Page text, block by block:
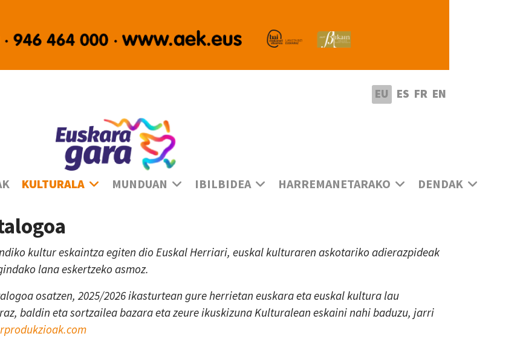
EU ES FR EN
KULTURALA MUNDUAN IBILBIDEA HARREMANETARAKO
DENDAK
kultur eskaintza egiten dio Euskal Herriari, euskal kulturaren askotariko adierazpideak
lana eskertzeko asmoz.
osatzen, 2025/2026 ikasturtean gure herrietan euskara eta euskal kultura lau
baldin eta sortzailea bazara eta zeure ikuskizuna Kulturalean eskaini nahi baduzu, jarri